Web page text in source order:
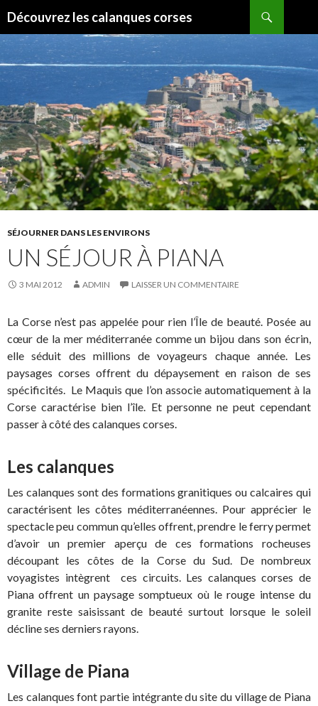
Découvrez les calanques corses
AU
CONTENU
SÉJOURNER DANS LES ENVIRONS
UN SÉJOUR À PIANA
3 MAI 2012 ADMIN LAISSER UN COMMENTAIRE
La Corse n’est pas appelée pour rien l’Île de beauté. Posée au
cœur de la mer méditerranée comme un bijou dans son écrin,
elle séduit des millions de voyageurs chaque année. Les
paysages corses offrent du dépaysement en raison de ses
spécificités. Le Maquis que l’on associe automatiquement à la
Corse caractérise bien l’île. Et personne ne peut cependant
passer à côté des calanques corses.
Les calanques
Les calanques sont des formations granitiques ou calcaires qui
caractérisent les côtes méditerranéennes. Pour apprécier le
spectacle peu commun qu’elles offrent, prendre le ferry permet
d’avoir un premier aperçu de ces formations rocheuses
découpant les côtes de la Corse du Sud. De nombreux
voyagistes intègrent ces circuits. Les calanques corses de
Piana offrent un paysage somptueux où le rouge intense du
granite reste saisissant de beauté surtout lorsque le soleil
décline ses derniers rayons.
Village de Piana
Les calanques font partie intégrante du site du village de Piana